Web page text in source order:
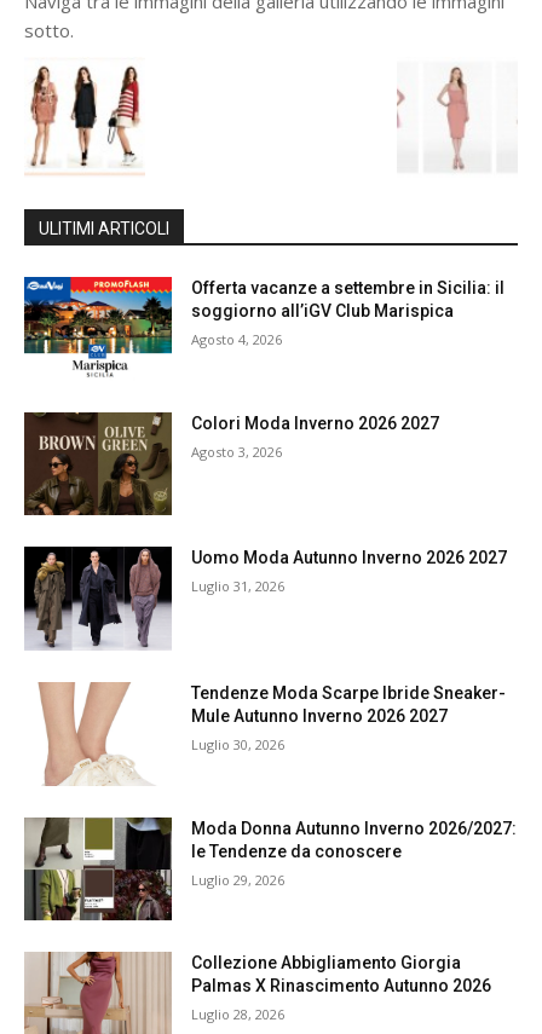
sotto.
ULITIMI ARTICOLI
Offerta vacanze a settembre in Sicilia: il
soggiorno all’iGV Club Marispica
Agosto 4, 2026
Colori Moda Inverno 2026 2027
Agosto 3, 2026
Uomo Moda Autunno Inverno 2026 2027
Luglio 31, 2026
Tendenze Moda Scarpe Ibride Sneaker-
Mule Autunno Inverno 2026 2027
Luglio 30, 2026
Moda Donna Autunno Inverno 2026/2027:
le Tendenze da conoscere
Luglio 29, 2026
Collezione Abbigliamento Giorgia
Palmas X Rinascimento Autunno 2026
Luglio 28, 2026